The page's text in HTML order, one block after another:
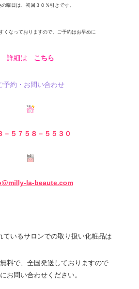
の曜日は、初回３０％引きです。
くなっておりますので、ご予約はお早めに
詳細は こちら
予約・お問い合わせ
－５７５８－５ ５３０
la-beaute.com
ているサロンでの取り扱い化粧品は
料で、全国発送しておりますので
お問い合わせください。